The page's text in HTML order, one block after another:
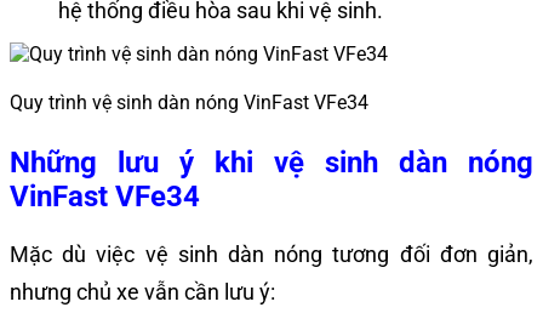
hệ thống điều hòa sau khi vệ sinh.
Quy trình vệ sinh dàn nóng VinFast VFe34
Những lưu ý khi vệ sinh dàn nóng
VinFast VFe34
Mặc dù việc vệ sinh dàn nóng tương đối đơn giản,
nhưng chủ xe vẫn cần lưu ý: